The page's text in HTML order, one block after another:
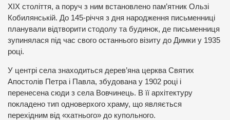
ХІХ століття, а поруч з ним встановлено пам’ятник Ользі
Кобилянській. До 145-річчя з дня народження письменниці
планували відтворити стодолу та будинок, де письменниця
зупинялася під час свого останнього візиту до Димки у 1935
році.
У центрі села знаходиться дерев’яна церква Святих
Апостолів Петра і Павла, збудована у 1902 році і
перенесена сюди з села Вовчинець. В її архітектуру
покладено тип одноверхого храму, що являється
перехідним від «хатнього» до купольного.